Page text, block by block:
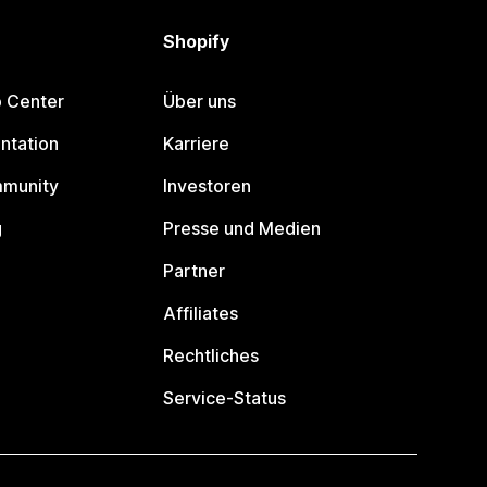
Center
Shopify
Über uns
Karriere
Investoren
Presse und Medien
Partner
Affiliates
Rechtliches
Service-Status